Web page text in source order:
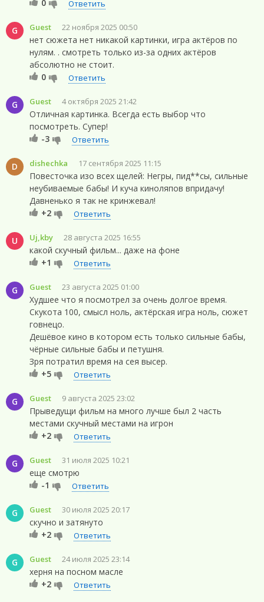
0 Ответить
G Guest 22 ноября 2025 00:50
нет сюжета нет никакой картинки, игра актёров по
нулям. . смотреть только из-за одних актёров
абсолютно не стоит.
0
Ответить
G Guest 4 октября 2025 21:42
Отличная картинка. Всегда есть выбор что
посмотреть. Супер!
-3
Ответить
D dishechka 17 сентября 2025 11:15
Повесточка изо всех щелей: Негры, пид**сы, сильные
неубиваемые бабы! И куча киноляпов впридачу!
Давненько я так не кринжевал!
+2
Ответить
U Uj,kby 28 августа 2025 16:55
какой скучный фильм... даже на фоне
+1
Ответить
G Guest 23 августа 2025 01:00
Худшее что я посмотрел за очень долгое время.
Скукота 100, смысл ноль, актёрская игра ноль, сюжет
говнецо.
Дешёвое кино в котором есть только сильные бабы,
чёрные сильные бабы и петушня.
Зря потратил время на сея высер.
+5
Ответить
G Guest 9 августа 2025 23:02
Прыведущи фильм на много лучше был 2 часть
местами скучный местами на игрон
+2
Ответить
G Guest 31 июля 2025 10:21
еще смотрю
-1
Ответить
G Guest 30 июля 2025 20:17
скучно и затянуто
+2
Ответить
G Guest 24 июля 2025 23:14
херня на посном масле
+2
Ответить